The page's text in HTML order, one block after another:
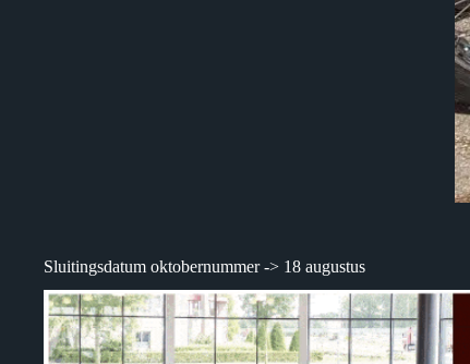
Sluitingsdatum oktobernummer -> 18 augustus